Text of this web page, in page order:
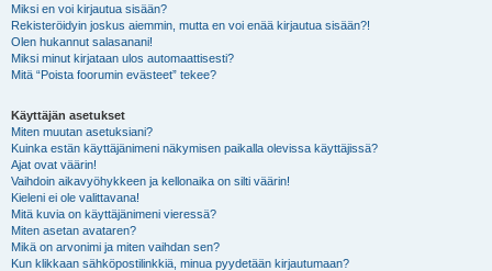
Miksi en voi kirjautua sisään?
Rekisteröidyin joskus aiemmin, mutta en voi enää kirjautua sisään?!
Olen hukannut salasanani!
Miksi minut kirjataan ulos automaattisesti?
Mitä “Poista foorumin evästeet” tekee?
Käyttäjän asetukset
Miten muutan asetuksiani?
Kuinka estän käyttäjänimeni näkymisen paikalla olevissa käyttäjissä?
Ajat ovat väärin!
Vaihdoin aikavyöhykkeen ja kellonaika on silti väärin!
Kieleni ei ole valittavana!
Mitä kuvia on käyttäjänimeni vieressä?
Miten asetan avataren?
Mikä on arvonimi ja miten vaihdan sen?
Kun klikkaan sähköpostilinkkiä, minua pyydetään kirjautumaan?